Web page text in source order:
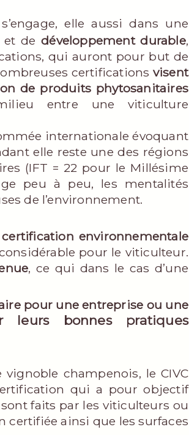
elle aussi dans une
dedéveloppement durable,
qui auront pour but de
certifications visent
de produits phytosanitaires
entre une viticulture
internationale évoquant
elle reste une des régions
(IFT = 22 pour le Millésime
peu à peu, les mentalités
de l’environnement.
certification environnementale
pour le viticulteur.
, ce qui dans le cas d’une
pour une entreprise ou une
leurs bonnes pratiques
champenois, le CIVC
qui a pour objectif
faits par les viticulteurs ou
certifiée ainsi que les surfaces